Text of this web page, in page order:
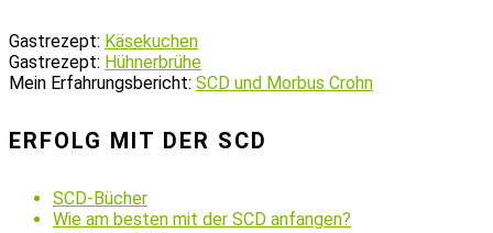
Gastrezept: Käsekuchen
Gastrezept: Hühnerbrühe
Mein Erfahrungsbericht: SCD und Morbus Crohn
ERFOLG MIT DER SCD
SCD-Bücher
Wie am besten mit der SCD anfangen?